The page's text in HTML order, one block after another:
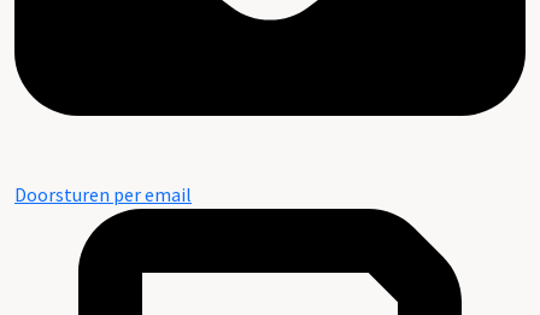
Doorsturen per email